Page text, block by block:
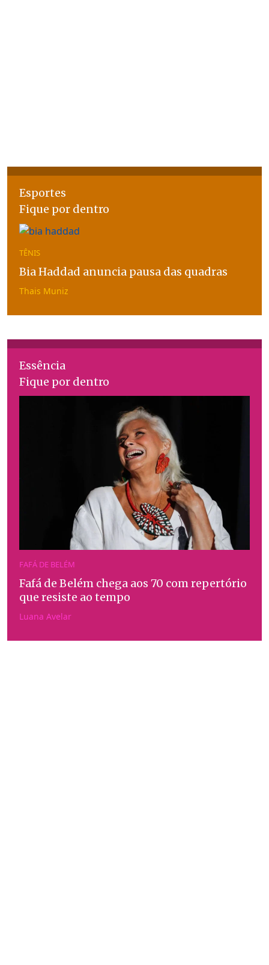
Esportes
Fique por dentro
TÊNIS
Bia Haddad anuncia pausa das quadras
Thais Muniz
Essência
Fique por dentro
FAFÁ DE BELÉM
Fafá de Belém chega aos 70 com repertório
que resiste ao tempo
Luana Avelar